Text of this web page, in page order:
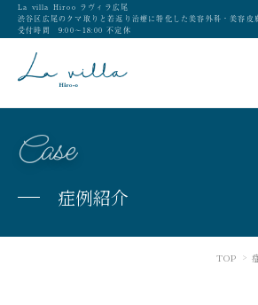
La villa Hiroo ラヴィラ広尾
渋谷区広尾のクマ取りと若返り治療に特化した美容外科・美容皮
受付時間 9:00〜18:00 不定休
Case
症例紹介
TOP >